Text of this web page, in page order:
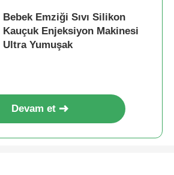
Bebek Emziği Sıvı Silikon
Kauçuk Enjeksiyon Makinesi
Ultra Yumuşak
Devam et